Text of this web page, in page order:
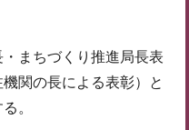
まちづくり推進局長表
関の長による表彰）と
。